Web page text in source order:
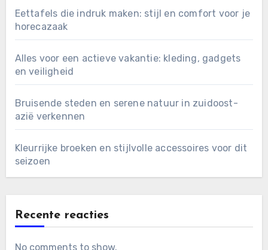
Eettafels die indruk maken: stijl en comfort voor je
horecazaak
Alles voor een actieve vakantie: kleding, gadgets
en veiligheid
Bruisende steden en serene natuur in zuidoost-
azië verkennen
Kleurrijke broeken en stijlvolle accessoires voor dit
seizoen
Recente reacties
No comments to show.